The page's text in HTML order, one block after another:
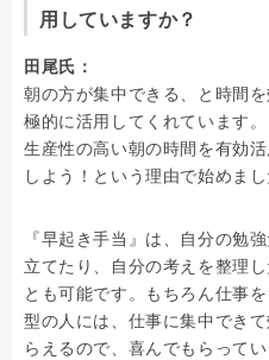
用していますか？
田尾氏：
朝の方が集中できる、と時間
極的に活用してくれています。
生産性の高い朝の時間を有効
しよう！という理由で始めまし
『早起き手当』は、自分の勉
立てたり、自分の考えを整理
とも可能です。もちろん仕事
型の人には、仕事に集中でき
らえるので、喜んでもらってい